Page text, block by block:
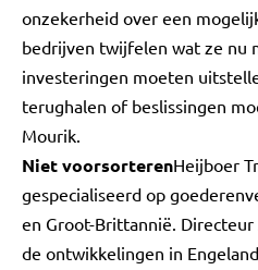
onzekerheid over een
bedrijven twijfelen wat ze nu
investeringen moeten
terughalen of beslissingen
Mourik.
Niet voorsorterenHeijboer
gespecialiseerd op
en Groot-Brittannië.
de ontwikkelingen in